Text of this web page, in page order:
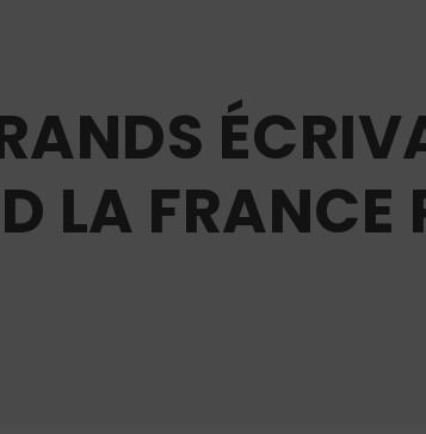
LA FRANCE